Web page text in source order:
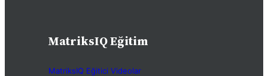
MatriksIQ Eğitim
MatriksIQ Eğitici Videolar